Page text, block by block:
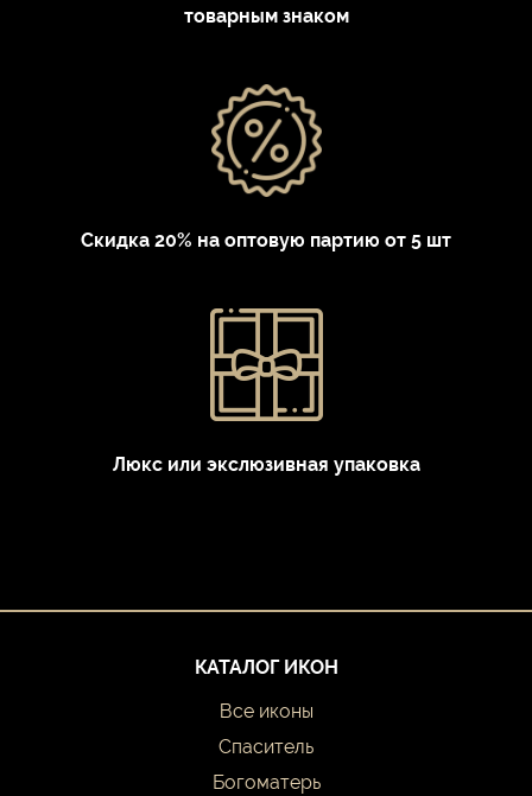
товарным знаком
Скидка 20% на оптовую партию от 5 шт
Люкс или экслюзивная упаковка
КАТАЛОГ ИКОН
Все иконы
Спаситель
Богоматерь